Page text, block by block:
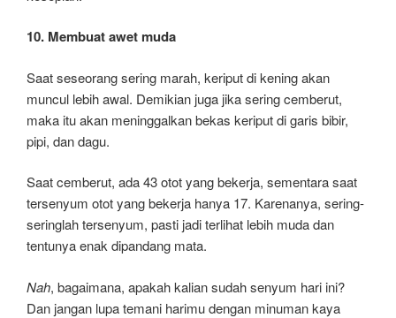
10. Membuat awet muda
Saat seseorang sering marah, keriput di kening akan
muncul lebih awal. Demikian juga jika sering cemberut,
maka itu akan meninggalkan bekas keriput di garis bibir,
pipi, dan dagu.
Saat cemberut, ada 43 otot yang bekerja, sementara saat
tersenyum otot yang bekerja hanya 17. Karenanya, sering-
seringlah tersenyum, pasti jadi terlihat lebih muda dan
tentunya enak dipandang mata.
Nah, bagaimana, apakah kalian sudah senyum hari ini?
Dan jangan lupa temani harimu dengan minuman kaya